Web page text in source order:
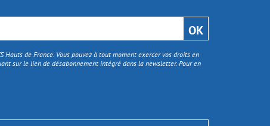
de France. Vous pouvez à tout moment exercer vos droits en
sur le lien de désabonnement intégré dans la newsletter. Pour en